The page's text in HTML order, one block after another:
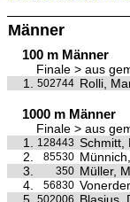
Männer
100 m Männer
Finale > aus
1.
502744 Rolli,
1000 m Männer
Finale > aus
1.
128443 Schmitt,
2.
85530
3.
350 Müller,
4.
56830
502006